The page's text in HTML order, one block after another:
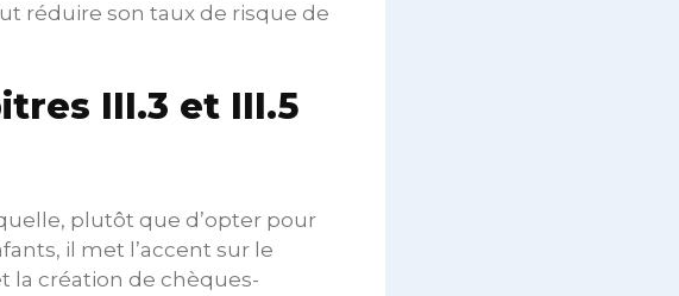
réduire son taux de risque de
III.3 et III.5
plutôt que d’opter pour
il met l’accent sur le
la création de chèques-